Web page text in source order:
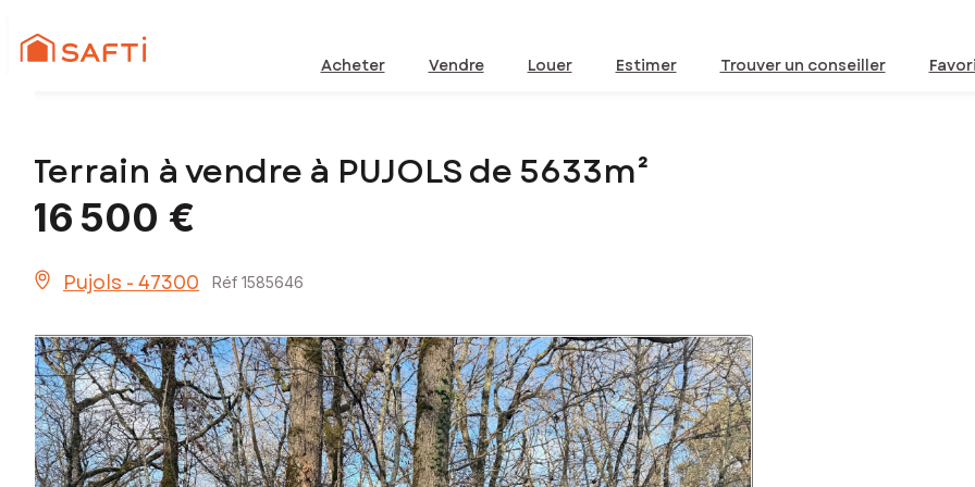
Acheter Vendre Louer Estimer Trouver un conseiller
Terrain à vendre à PUJOLS de 5633m²
16 500 €
Pujols - 47300 Réf 1585646